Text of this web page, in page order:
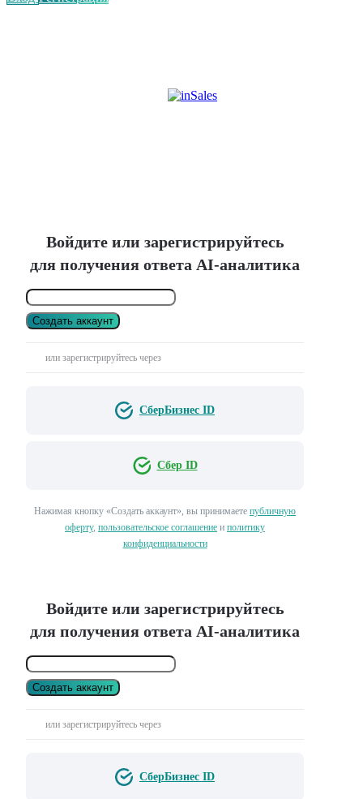
Войдите или зарегистрируйтесь
для получения ответа AI-аналитика
Создать аккаунт
или зарегистрируйтесь через
СберБизнес ID
Сбер ID
Нажимая кнопку «Создать аккаунт», вы принимаете публичную
оферту, пользовательское соглашение и политику
конфиденциальности
Войдите или зарегистрируйтесь
для получения ответа AI-аналитика
Создать аккаунт
или зарегистрируйтесь через
СберБизнес ID